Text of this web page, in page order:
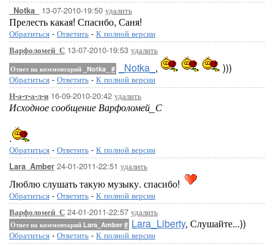
_Notka_ 13-07-2010-19:50 удалить
Прелесть какая! Спасибо, Саня!
Обратиться - Ответить - К полной версии
Варфоломей_С 13-07-2010-19:53 удалить
Ответ на комментарий _Notka_ # _Notka_ , )))
Обратиться - Ответить - К полной версии
Н-а-т-а-л-и 16-09-2010-20:42 удалить
Исходное сообщение Варфоломей_С
.
Обратиться - Ответить - К полной версии
Lara_Amber 24-01-2011-22:51 удалить
Люблю слушать такую музыку. спасибо!
Обратиться - Ответить - К полной версии
Варфоломей_С 24-01-2011-22:57 удалить
Ответ на комментарий Lara_Amber # Lara_Liberty, Слушайте...))
Обратиться - Ответить - К полной версии